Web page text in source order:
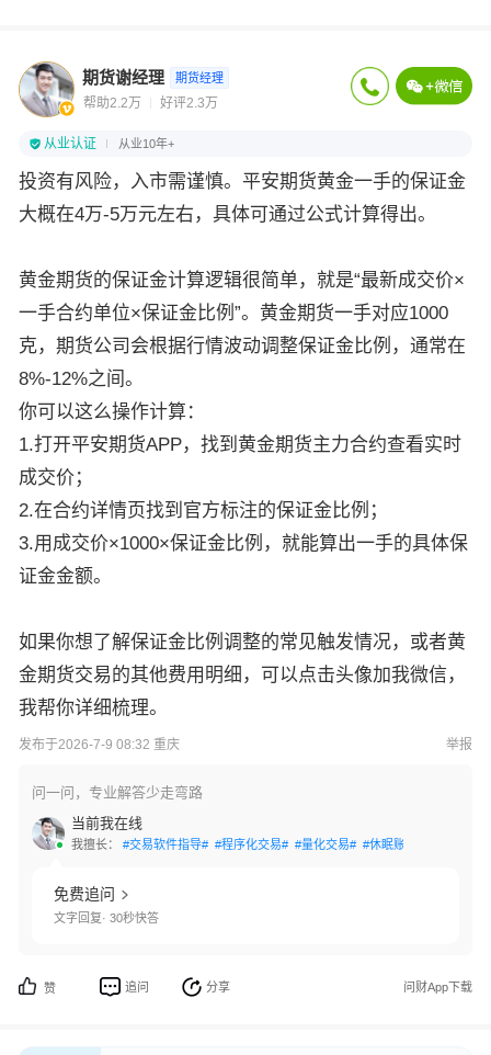
期货谢经理 期货经理
帮助2.2万 好评2.3万
从业认证 从业10年+
投资有风险，入市需谨慎。平安期货黄金一手的保证金
大概在4万-5万元左右，具体可通过公式计算得出。
黄金期货的保证金计算逻辑很简单，就是“最新成交价×
一手合约单位×保证金比例”。黄金期货一手对应1000
克，期货公司会根据行情波动调整保证金比例，通常在
8%-12%之间。
你可以这么操作计算：
1.打开平安期货APP，找到黄金期货主力合约查看实时
成交价；
2.在合约详情页找到官方标注的保证金比例；
3.用成交价×1000×保证金比例，就能算出一手的具体保
证金金额。
如果你想了解保证金比例调整的常见触发情况，或者黄
金期货交易的其他费用明细，可以点击头像加我微信，
我帮你详细梳理。
发布于2026-7-9 08:32 重庆 举报
问一问，专业解答少走弯路
当前我在线
我擅长： #交易软件指导# #程序化交易# #量化交易# #休眠账户激活#
免费追问
文字回复· 30秒快答
赞 追问 分享 问财App下载